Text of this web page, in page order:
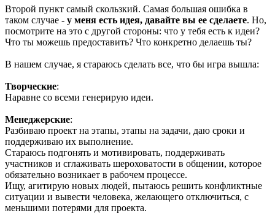
Второй пункт самый скользкий. Самая большая ошибка в
таком случае - у меня есть идея, давайте вы ее сделаете. Но,
посмотрите на это с другой стороны: что у тебя есть к идеи?
Что ты можешь предоставить? Что конкретно делаешь ты?
В нашем случае, я стараюсь сделать все, что бы игра вышла:
Творческие:
Наравне со всеми генерирую идеи.
Менеджерские:
Разбиваю проект на этапы, этапы на задачи, даю сроки и
поддерживаю их выполнение.
Стараюсь подгонять и мотивировать, поддерживать
участников и сглаживать шероховатости в общении, которое
обязательно возникает в рабочем процессе.
Ищу, агитирую новых людей, пытаюсь решить конфликтные
ситуации и вывести человека, желающего отключиться, с
меньшими потерями для проекта.